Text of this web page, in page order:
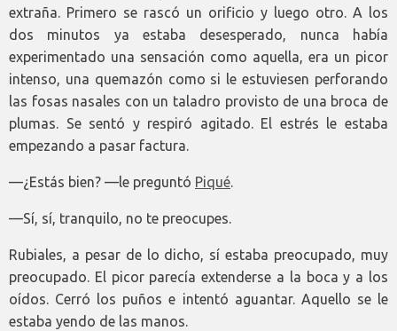
extraña. Primero se rascó un orificio y luego otro. A los
dos minutos ya estaba desesperado, nunca había
experimentado una sensación como aquella, era un picor
intenso, una quemazón como si le estuviesen perforando
las fosas nasales con un taladro provisto de una broca de
plumas. Se sentó y respiró agitado. El estrés le estaba
empezando a pasar factura.
—¿Estás bien? —le preguntó Piqué.
—Sí, sí, tranquilo, no te preocupes.
Rubiales, a pesar de lo dicho, sí estaba preocupado, muy
preocupado. El picor parecía extenderse a la boca y a los
oídos. Cerró los puños e intentó aguantar. Aquello se le
estaba yendo de las manos.